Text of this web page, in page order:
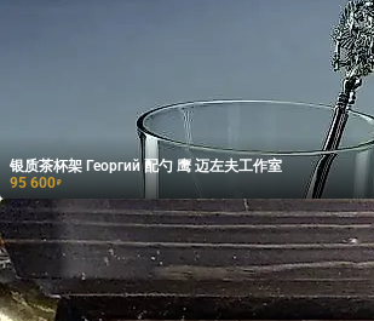
银质茶杯架 Георгий 配勺 鹰 迈左夫工作室
95 600₽